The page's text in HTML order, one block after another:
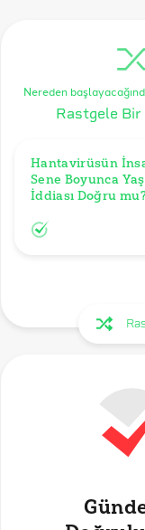
Nereden
Rastgele
Hantavirüsün
Sene Boyunca
İddiası Doğru